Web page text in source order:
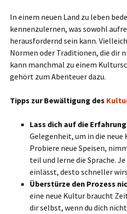
In einem neuen Land zu leben
kennenzulernen, was sowohl
herausfordernd sein kann.
Normen oder Traditionen, die dir
kann manchmal zu einem
gehört zum Abenteuer dazu.
Tipps zur Bewältigung des
Lass dich auf die
Gelegenheit, um in die
Probiere neue Speisen,
teil und lerne die Sprache.
einlässt, desto schneller
Überstürze den Prozess
eine neue Kultur braucht
dir selbst, wenn du dich